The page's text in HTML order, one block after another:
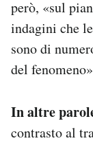
però, «sul
indagini che
sono di
del
In altre
contrasto al